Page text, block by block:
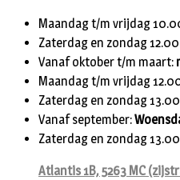
Maandag t/m vrijdag
Zaterdag en zondag
Vanaf oktober t/m maart:
Maandag t/m vrijdag
Zaterdag en zondag
Vanaf september:
Zaterdag en zondag
Atlantis 1B, 5263 MC